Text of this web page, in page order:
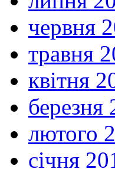
червня
травня
квітня
березня
лютого
січня